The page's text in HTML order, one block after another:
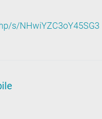
s/NHwiYZC3oY45SG3